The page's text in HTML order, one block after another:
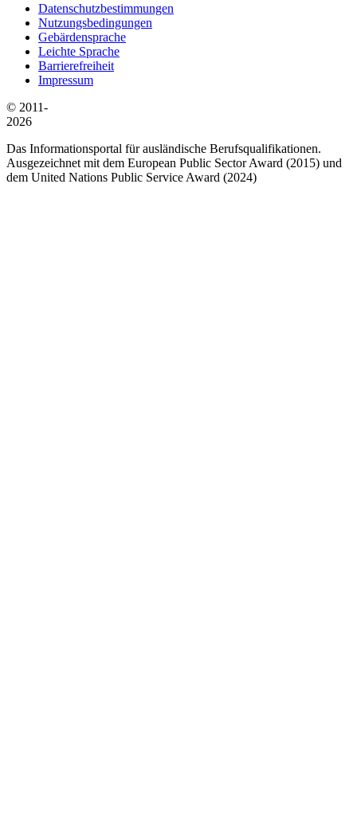
Datenschutzbestimmungen
Nutzungsbedingungen
Gebärdensprache
Leichte Sprache
Barrierefreiheit
Impressum
© 2011-
2026
Das Informationsportal für ausländische Berufsqualifikationen.
Ausgezeichnet mit dem European Public Sector Award (2015) und
dem United Nations Public Service Award (2024)